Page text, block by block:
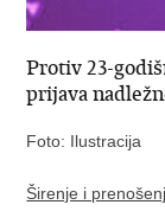
Protiv 23-
prijava
Foto: Ilustracija
Širenje i